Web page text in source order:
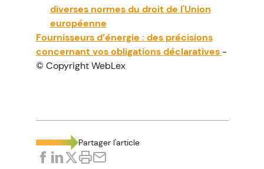
diverses normes du droit de l'Union
européenne
Fournisseurs d’énergie : des précisions
concernant vos obligations déclaratives -
© Copyright WebLex
Partager l'article